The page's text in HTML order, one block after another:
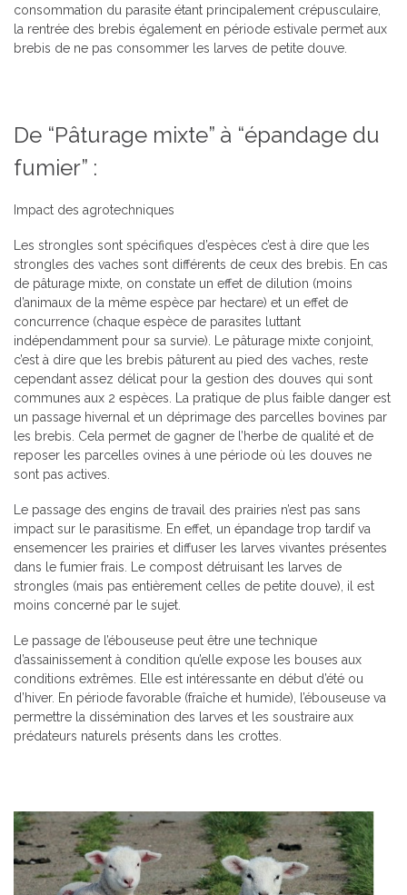
consommation du parasite étant principalement crépusculaire,
la rentrée des brebis également en période estivale permet aux
brebis de ne pas consommer les larves de petite douve.
De “Pâturage mixte” à “épandage du
fumier” :
Impact des agrotechniques
Les strongles sont spécifiques d’espèces c’est à dire que les
strongles des vaches sont différents de ceux des brebis. En cas
de pâturage mixte, on constate un effet de dilution (moins
d’animaux de la même espèce par hectare) et un effet de
concurrence (chaque espèce de parasites luttant
indépendamment pour sa survie). Le pâturage mixte conjoint,
c’est à dire que les brebis pâturent au pied des vaches, reste
cependant assez délicat pour la gestion des douves qui sont
communes aux 2 espèces. La pratique de plus faible danger est
un passage hivernal et un déprimage des parcelles bovines par
les brebis. Cela permet de gagner de l’herbe de qualité et de
reposer les parcelles ovines à une période où les douves ne
sont pas actives.
Le passage des engins de travail des prairies n’est pas sans
impact sur le parasitisme. En effet, un épandage trop tardif va
ensemencer les prairies et diffuser les larves vivantes présentes
dans le fumier frais. Le compost détruisant les larves de
strongles (mais pas entièrement celles de petite douve), il est
moins concerné par le sujet.
Le passage de l’ébouseuse peut être une technique
d’assainissement à condition qu’elle expose les bouses aux
conditions extrêmes. Elle est intéressante en début d’été ou
d’hiver. En période favorable (fraîche et humide), l’ébouseuse va
permettre la dissémination des larves et les soustraire aux
prédateurs naturels présents dans les crottes.